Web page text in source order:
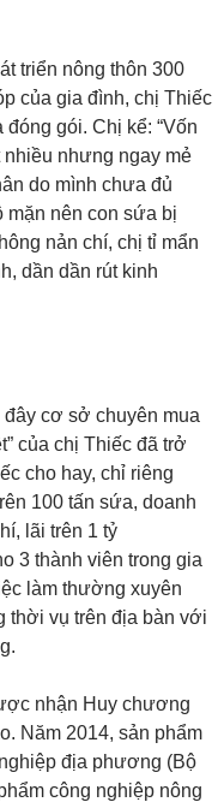
triển nông thôn 300
của gia đình, chị Thiếc
gói. Chị kể: “Vốn
nhưng ngay mẻ
do mình chưa đủ
mặn nên con sứa bị
nản chí, chị tỉ mẩn
dần dần rút kinh
cơ sở chuyên mua
của chị Thiếc đã trở
cho hay, chỉ riêng
100 tấn sứa, doanh
lãi trên 1 tỷ
3 thành viên trong gia
làm thường xuyên
thời vụ trên địa bàn với
nhận Huy chương
Năm 2014, sản phẩm
địa phương (Bộ
công nghiệp nông